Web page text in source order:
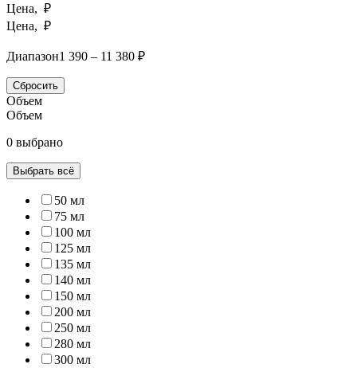
Цена, ₽
Цена, ₽
Диапазон1 390 – 11 380 ₽
Сбросить
Объем
Объем
0 выбрано
Выбрать всё
50 мл
75 мл
100 мл
125 мл
135 мл
140 мл
150 мл
200 мл
250 мл
280 мл
300 мл